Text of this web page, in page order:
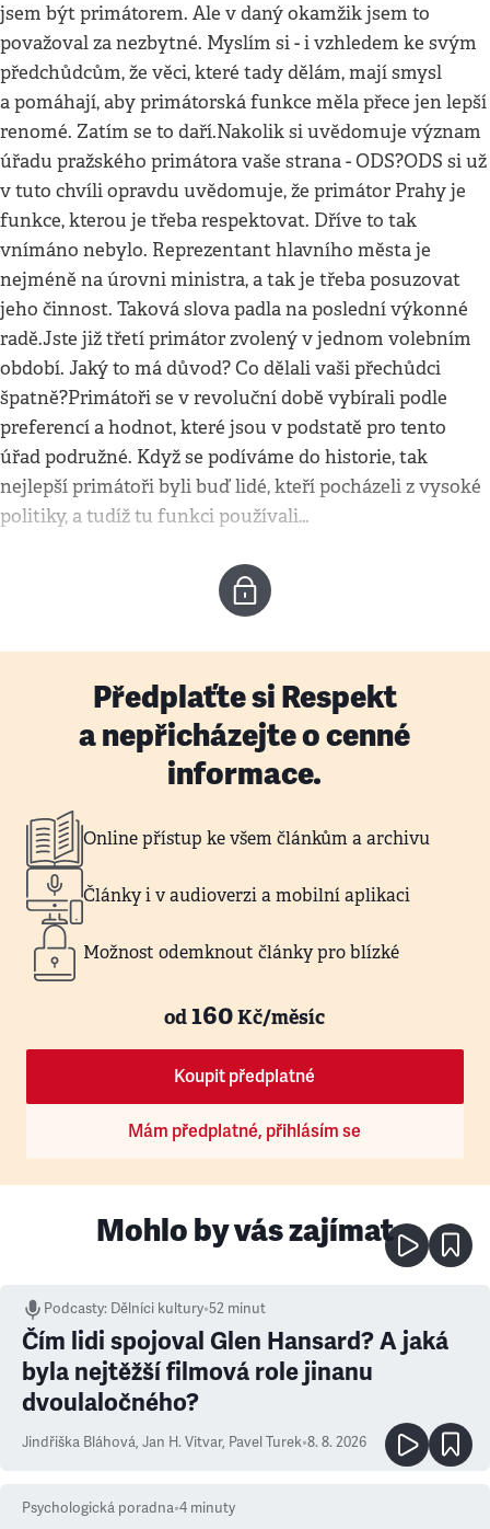
jsem být primátorem. Ale v daný okamžik jsem to
považoval za nezbytné. Myslím si - i vzhledem ke svým
předchůdcům, že věci, které tady dělám, mají smysl
a pomáhají, aby primátorská funkce měla přece jen lepší
renomé. Zatím se to daří.Nakolik si uvědomuje význam
úřadu pražského primátora vaše strana - ODS?ODS si už
v tuto chvíli opravdu uvědomuje, že primátor Prahy je
funkce, kterou je třeba respektovat. Dříve to tak
vnímáno nebylo. Reprezentant hlavního města je
nejméně na úrovni ministra, a tak je třeba posuzovat
jeho činnost. Taková slova padla na poslední výkonné
radě.Jste již třetí primátor zvolený v jednom volebním
období. Jaký to má důvod? Co dělali vaši přechůdci
špatně?Primátoři se v revoluční době vybírali podle
preferencí a hodnot, které jsou v podstatě pro tento
úřad podružné. Když se podíváme do historie, tak
nejlepší primátoři byli buď lidé, kteří pocházeli z vysoké
politiky, a tudíž tu funkci používali…
Předplaťte si Respekt
a nepřicházejte o cenné
informace.
Online přístup ke všem článkům a archivu
Články i v audioverzi a mobilní aplikaci
Možnost odemknout články pro blízké
od160Kč/měsíc
Koupit předplatné
Mám předplatné, přihlásím se
Mohlo by vás zajímat
Podcasty: Dělníci kultury•52 minut
Čím lidi spojoval Glen Hansard? A jaká
byla nejtěžší filmová role jinanu
dvoulaločného?
Jindřiška Bláhová, Jan H. Vitvar, Pavel Turek•8. 8. 2026
Psychologická poradna•4 minuty